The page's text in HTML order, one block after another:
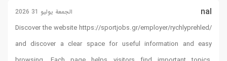
Discover the websitehttps://
and discover a clear